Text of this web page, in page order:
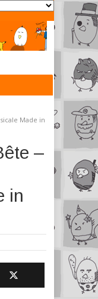
Made in
–
in